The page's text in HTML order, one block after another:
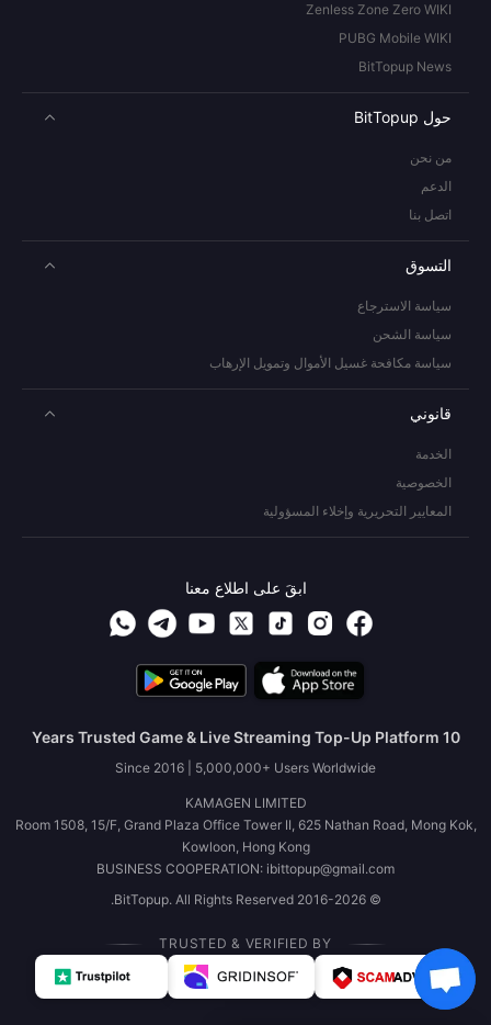
Zenless Zone Zero WIKI
PUBG Mobile WIKI
BitTopup News
حول BitTopup
من نحن
الدعم
اتصل بنا
التسوق
سياسة الاسترجاع
سياسة الشحن
سياسة مكافحة غسيل الأموال وتمويل الإرهاب
قانوني
الخدمة
الخصوصية
المعايير التحريرية وإخلاء المسؤولية
ابقَ على اطلاع معنا
10 Years Trusted Game & Live Streaming Top-Up Platform
Since 2016 | 5,000,000+ Users Worldwide
KAMAGEN LIMITED
Room 1508, 15/F, Grand Plaza Office Tower II, 625 Nathan Road, Mong Kok,
Kowloon, Hong Kong
BUSINESS COOPERATION: ibittopup@gmail.com
© 2016-2026 BitTopup. All Rights Reserved.
TRUSTED & VERIFIED BY